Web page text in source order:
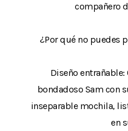
compañero
¿Por qué no puedes
Diseño
bondadoso Sam con
inseparable mochila,
en